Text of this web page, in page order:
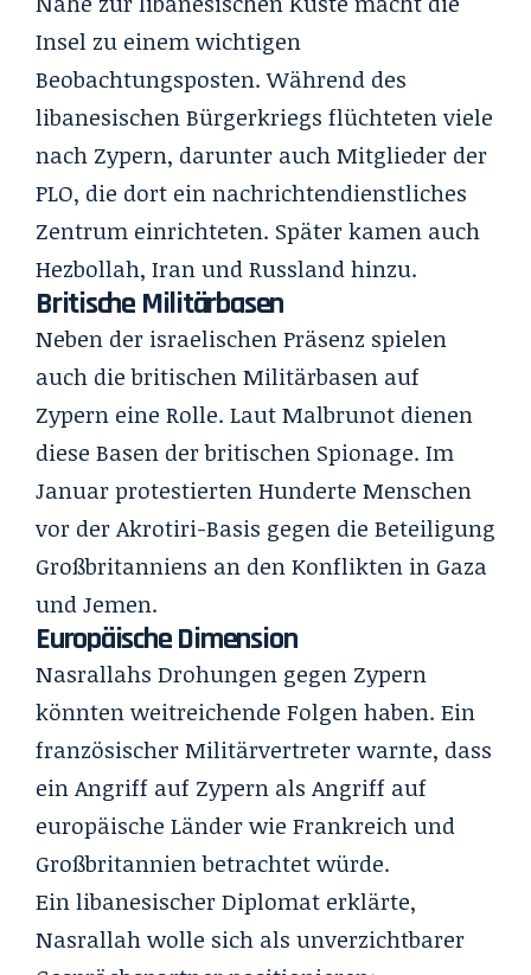
Insel zu einem wichtigen
Beobachtungsposten. Während des
libanesischen Bürgerkriegs flüchteten viele
nach Zypern, darunter auch Mitglieder der
PLO, die dort ein nachrichtendienstliches
Zentrum einrichteten. Später kamen auch
Hezbollah, Iran und Russland hinzu.
Britische Militärbasen
Neben der israelischen Präsenz spielen
auch die britischen Militärbasen auf
Zypern eine Rolle. Laut Malbrunot dienen
diese Basen der britischen Spionage. Im
Januar protestierten Hunderte Menschen
vor der Akrotiri-Basis gegen die Beteiligung
Großbritanniens an den Konflikten in Gaza
und Jemen.
Europäische Dimension
Nasrallahs Drohungen gegen Zypern
könnten weitreichende Folgen haben. Ein
französischer Militärvertreter warnte, dass
ein Angriff auf Zypern als Angriff auf
europäische Länder wie Frankreich und
Großbritannien betrachtet würde.
Ein libanesischer Diplomat erklärte,
Nasrallah wolle sich als unverzichtbarer